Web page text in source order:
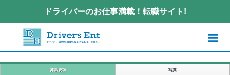
ドライバーのお仕事満載！転職サイト!
≡
募集要項 写真